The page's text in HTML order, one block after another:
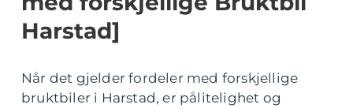
Harstad]
Når det gjelder fordeler med forskjellige
bruktbiler i Harstad, er pålitelighet og